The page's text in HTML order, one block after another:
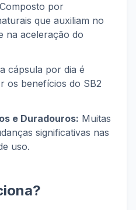
Composto por
que auxiliam no
na aceleração do
cápsula por dia é
os benefícios do SB2
e Duradouros: Muitas
significativas nas
uso.